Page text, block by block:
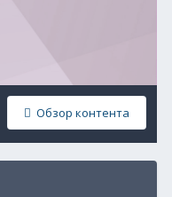
Обзор контента